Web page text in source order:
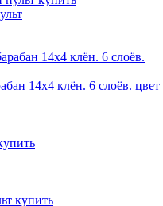
14х4 клён. 6 слоёв. цвет